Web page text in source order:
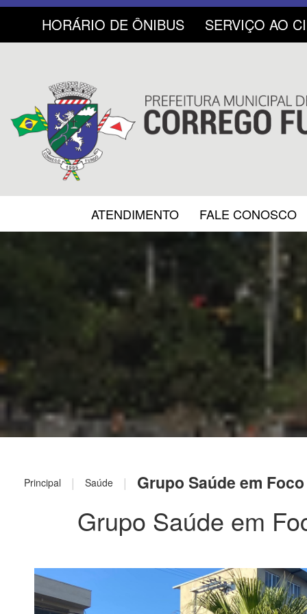
HORÁRIO DE ÔNIBUS SERVIÇO AO
ATENDIMENTO FALE CONOSCO
Principal | Saúde | Grupo Saúde em
Grupo Saúde em